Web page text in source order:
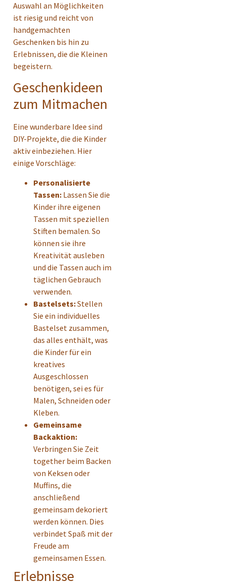
Auswahl an Möglichkeiten
ist riesig und reicht von
handgemachten
Geschenken bis hin zu
Erlebnissen, die die Kleinen
begeistern.
Geschenkideen
zum Mitmachen
Eine wunderbare Idee sind
DIY-Projekte, die die Kinder
aktiv einbeziehen. Hier
einige Vorschläge:
Personalisierte
Tassen: Lassen Sie die
Kinder ihre eigenen
Tassen mit speziellen
Stiften bemalen. So
können sie ihre
Kreativität ausleben
und die Tassen auch im
täglichen Gebrauch
verwenden.
Bastelsets:Stellen
Sie ein individuelles
Bastelset zusammen,
das alles enthält, was
die Kinder für ein
kreatives
Ausgeschlossen
benötigen, sei es für
Malen, Schneiden oder
Kleben.
Gemeinsame
Backaktion:
Verbringen Sie Zeit
together beim Backen
von Keksen oder
Muffins, die
anschließend
gemeinsam dekoriert
werden können. Dies
verbindet Spaß mit der
Freude am
gemeinsamen Essen.
Erlebnisse